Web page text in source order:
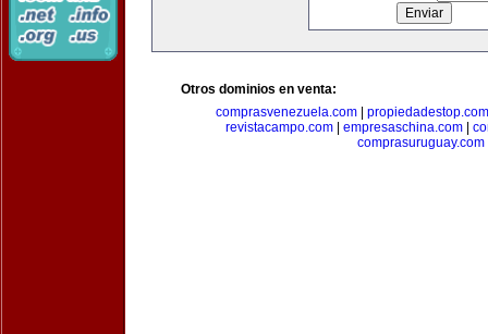
Otros dominios en venta:
comprasvenezuela.com
propiedadestop.com
revistacampo.com
empresaschina.com
comprasuruguay.com